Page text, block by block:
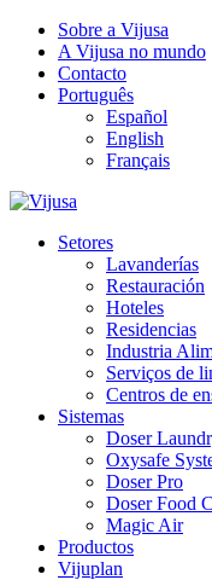
Sobre a Vijusa
A Vijusa no mundo
Contacto
Português
Español
English
Français
Setores
Lavanderías
Restauración
Hoteles
Residencias
Industria
Serviços de
Centros de
Sistemas
Doser
Oxysafe
Doser Pro
Doser Food
Magic Air
Productos
Vijuplan